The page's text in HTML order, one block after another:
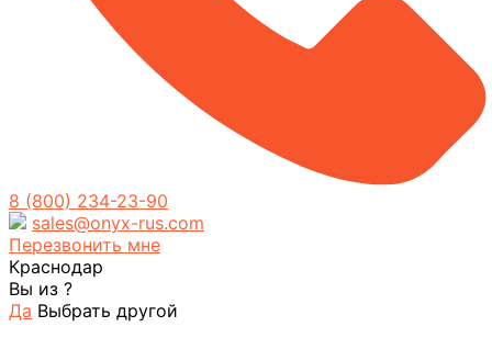
8 (800) 234-23-90
sales@onyx-rus.com
Перезвонить мне
Краснодар
Вы из ?
Да Выбрать другой